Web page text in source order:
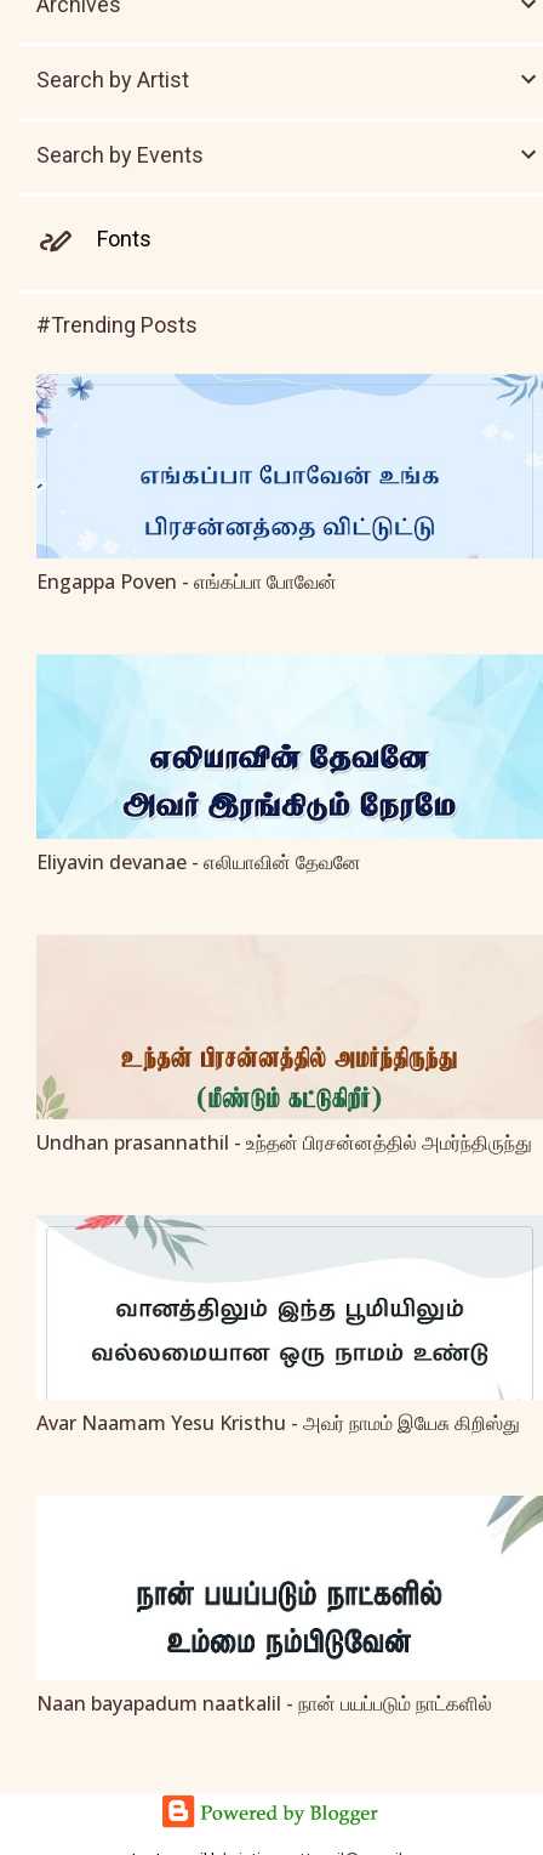
Search by Artist
Search by Events
Fonts
#Trending Posts
Engappa Poven - எங்கப்பா போவேன்
Eliyavin devanae - எலியாவின் தேவனே
Undhan prasannathil - உந்தன் பிரசன்னத்தில் அமர்ந்திருந்து
Avar Naamam Yesu Kristhu - அவர் நாமம் இயேசு கிறிஸ்து
Naan bayapadum naatkalil - நான் பயப்படும் நாட்களில்